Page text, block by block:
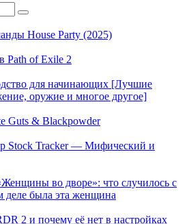
House Party (2025)
Path of Exile 2
для начинающих [Лучшие
оружие и многое другое]
Guts & Blackpowder
Stock Tracker — Мифический и
во дворе»: что случилось с
деле была эта женщина
2 и почему её нет в настройках